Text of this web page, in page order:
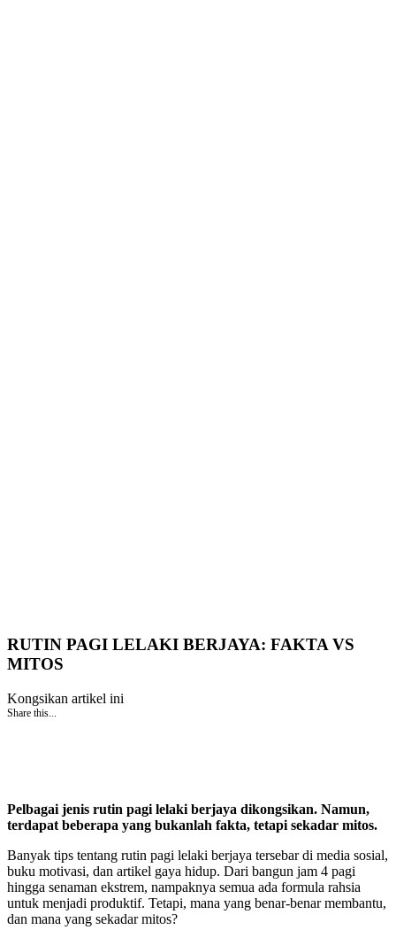
RUTIN PAGI LELAKI BERJAYA: FAKTA VS
MITOS
Kongsikan artikel ini
Share this...
Pelbagai jenis rutin pagi lelaki berjaya dikongsikan. Namun,
terdapat beberapa yang bukanlah fakta, tetapi sekadar mitos.
Banyak tips tentang rutin pagi lelaki berjaya tersebar di media sosial,
buku motivasi, dan artikel gaya hidup. Dari bangun jam 4 pagi
hingga senaman ekstrem, nampaknya semua ada formula rahsia
untuk menjadi produktif. Tetapi, mana yang benar-benar membantu,
dan mana yang sekadar mitos?